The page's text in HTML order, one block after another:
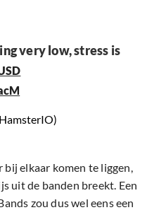
very low, stress is
elkaar komen te liggen,
uit de banden breekt. Een
zou dus wel eens een